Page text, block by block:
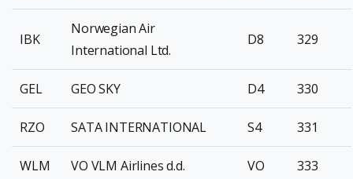
IBK
Norwegian Air
International Ltd.
D8 329
GEL GEO SKY D4 330
RZO SATA INTERNATIONAL S4 331
WLM VO VLM Airlines d.d. VO 333